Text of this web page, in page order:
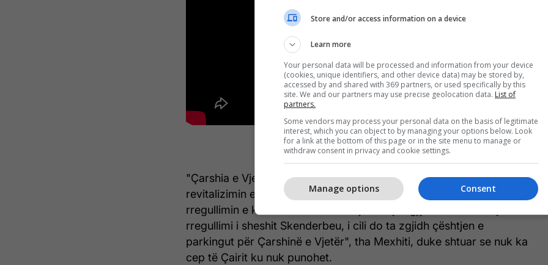
"Çarshia e Vjetër është në fokus të veçantë, tash kemi filluar
revitalizimin e saj, duke ndarë fillimisht gjysëm milionë euro për
rregullimin e kalldërmës. Brenda një muaji e gjysmë do të fillojë edhe
rregullimi i sheshit Skenderbeu, i cili do ta zgjidh çështjen e
parkingut për Çarshinë e Vjetër", tha Mexhiti, duke shtuar se nuk ka
cep të Çairit ku nuk punohet.
Store and/or access information on a device
Learn more
Your personal data will be processed and information from your device
(cookies, unique identifiers, and other device data) may be stored by,
accessed by and shared with 369 partners, or used specifically by this
site. We and our partners may use precise geolocation data. List of
partners.
Some vendors may process your personal data on the basis of legitimate
interest, which you can object to by managing your options below. Look
for a link at the bottom of this page or in the site menu to manage or
withdraw consent in privacy and cookie settings.
Consent
Manage options